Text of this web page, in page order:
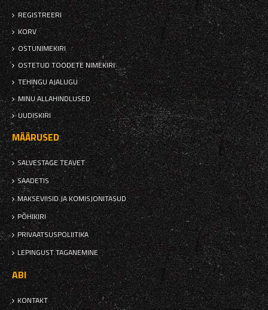
REGISTREERI
KORV
OSTUNIMEKIRI
OSTETUD TOODETE NIMEKIRI
TEHINGU AJALUGU
MINU ALLAHINDLUSED
UUDISKIRI
MÄÄRUSED
SALVESTAGE TEAVET
SAADETIS
MAKSEVIISID JA KOMISJONITASUD
PÕHIKIRI
PRIVAATSUSPOLIITIKA
LEPINGUST TAGANEMINE
ABI
KONTAKT